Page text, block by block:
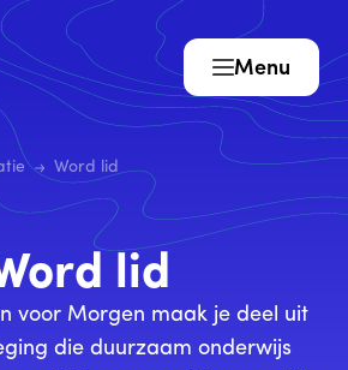
Menu
Word lid
lid
voor Morgen maak je deel uit
die duurzaam onderwijs